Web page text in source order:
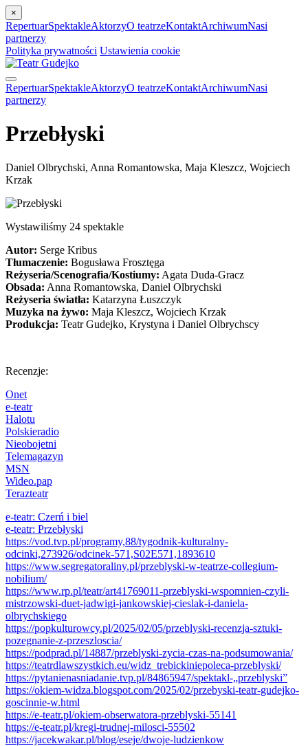
×
RepertuarSpektakleAktorzyO teatrzeKontaktArchiwumNasi
partnerzy
Polityka prywatności Ustawienia cookie
RepertuarSpektakleAktorzyO teatrzeKontaktArchiwumNasi
partnerzy
Przebłyski
Daniel Olbrychski, Anna Romantowska, Maja Kleszcz, Wojciech
Krzak
Wystawiliśmy 24 spektakle
Autor: Serge Kribus
Tłumaczenie: Bogusława Frosztęga
Reżyseria/Scenografia/Kostiumy: Agata Duda-Gracz
Obsada: Anna Romantowska, Daniel Olbrychski
Reżyseria światła: Katarzyna Łuszczyk
Muzyka na żywo: Maja Kleszcz, Wojciech Krzak
Produkcja: Teatr Gudejko, Krystyna i Daniel Olbrychscy
Recenzje:
Onet
e-teatr
Halotu
Polskieradio
Nieobojetni
Telemagazyn
MSN
Wideo.pap
Terazteatr
e-teatr: Czerń i biel
e-teatr: Przebłyski
https://vod.tvp.pl/programy,88/tygodnik-kulturalny-
odcinki,273926/odcinek-571,S02E571,1893610
https://www.segregatoraliny.pl/przeblyski-w-teatrze-collegium-
nobilium/
https://www.rp.pl/teatr/art41769011-przeblyski-wspomnien-czyli-
mistrzowski-duet-jadwigi-jankowskiej-cieslak-i-daniela-
olbrychskiego
https://popkulturowcy.pl/2025/02/05/przeblyski-recenzja-sztuki-
pozegnanie-z-przeszloscia/
https://podprad.pl/14887/przeblyski-zycia-czas-na-podsumowania/
https://teatrdlawszystkich.eu/widz_trebickiniepoleca-przeblyski/
https://pytanienasniadanie.tvp.pl/84865947/spektakl-„przeblyski”
https://okiem-widza.blogspot.com/2025/02/przebyski-teatr-gudejko-
goscinnie-w.html
https://e-teatr.pl/okiem-obserwatora-przeblyski-55141
https://e-teatr.pl/kregi-trudnej-milosci-55502
https://jacekwakar.pl/blog/eseje/dwoje-ludzienkow